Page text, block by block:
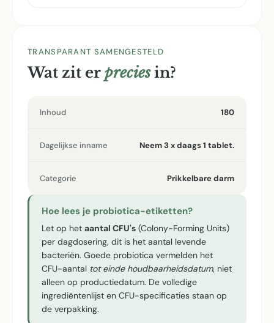
TRANSPARANT SAMENGESTELD
Wat zit er preciesin?
Inhoud 180
Dagelijkse inname Neem 3 x daags 1 tablet.
Categorie Prikkelbare darm
Hoe lees je probiotica-etiketten?
Let op het aantal CFU's (Colony-Forming Units)
per dagdosering, dit is het aantal levende
bacteriën. Goede probiotica vermelden het
CFU-aantal tot einde houdbaarheidsdatum, niet
alleen op productiedatum. De volledige
ingrediëntenlijst en CFU-specificaties staan op
de verpakking.